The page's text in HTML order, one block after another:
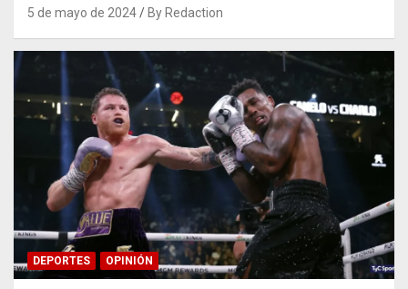
5 de mayo de 2024 By Redaction
DEPORTES OPINIÓN